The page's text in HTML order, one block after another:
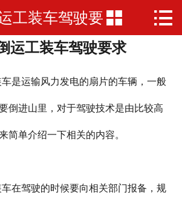
 网站首页
公司简介
产品展示
厂房厂景
荣誉资质
工装车驾驶要
求
 
运工装车驾驶要求
是运输风力发电的扇片的车辆，一般
倒进山里，对于驾驶技术是由比较高
简单介绍一下相关的内容。
在驾驶的时候要向相关部门报备，规